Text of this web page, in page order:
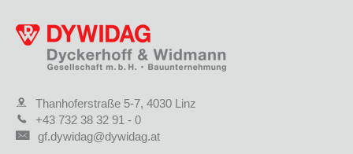
Thanhoferstraße 5-7, 4030 Linz
+43 732 38 32 91 - 0
gf.dywidag@dywidag.at